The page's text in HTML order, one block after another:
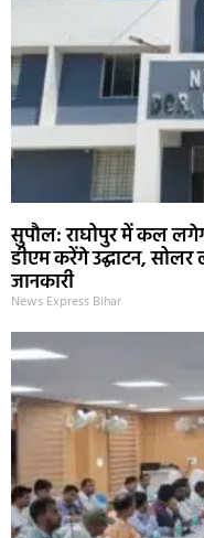
सुपौल: राघोपुर में कल
डीएम करेंगे उद्घाटन,
जानकारी
News Express Bihar